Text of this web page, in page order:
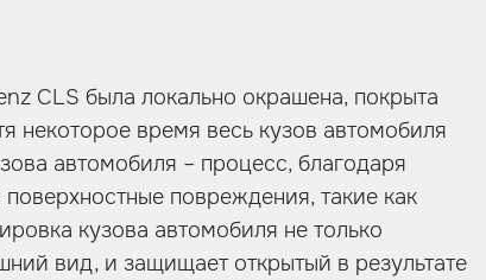
CLS была локально окрашена, покрыта
время весь кузов автомобиля
автомобиля – процесс, благодаря
повреждения, такие как
кузова автомобиля не только
вид, и защищает открытый в результате